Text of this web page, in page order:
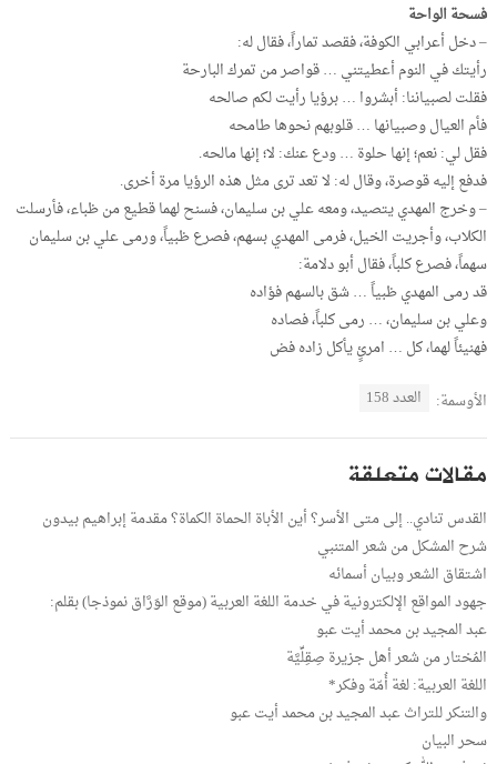
فسحة الواحة
– دخل أعرابي الكوفة، فقصد تماراً، فقال له:
رأيتك في النوم أعطيتني … قواصر من تمرك البارحة
فقلت لصبياننا: أبشروا … برؤيا رأيت لكم صالحه
فأم العيال وصبيانها … قلوبهم نحوها طامحه
فقل لي: نعم؛ إنها حلوة … ودع عنك: لا؛ إنها مالحه.
فدفع إليه قوصرة، وقال له: لا تعد ترى مثل هذه الرؤيا مرة أخرى.
– وخرج المهدي يتصيد، ومعه علي بن سليمان، فسنح لهما قطيع من ظباء، فأرسلت
الكلاب، وأجريت الخيل، فرمى المهدي بسهم، فصرع ظبياً، ورمى علي بن سليمان
سهماً، فصرع كلباً، فقال أبو دلامة:
قد رمى المهدي ظبياً … شق بالسهم فؤاده
وعلي بن سليمان، … رمى كلباً، فصاده
فهنيئاً لهما، كل … امرئٍ يأكل زاده فض
الأوسمة: العدد 158
مقالات متعلقة
القدس تنادي.. إلى متى الأسر؟ أين الأباة الحماة الكماة؟ مقدمة إبراهيم بيدون
شرح المشكل من شعر المتنبي
اشتقاق الشعر وبيان أسمائه
جهود المواقع الإلكترونية في خدمة اللغة العربية (موقع الوَرَّاق نموذجا) بقلم:
عبد المجيد بن محمد أيت عبو
المُختار من شعر أهل جزيرة صِقِلِّيَّة
اللغة العربية: لغة أُمّة وفكر*
والتنكر للتراث عبد المجيد بن محمد أيت عبو
سحر البيان